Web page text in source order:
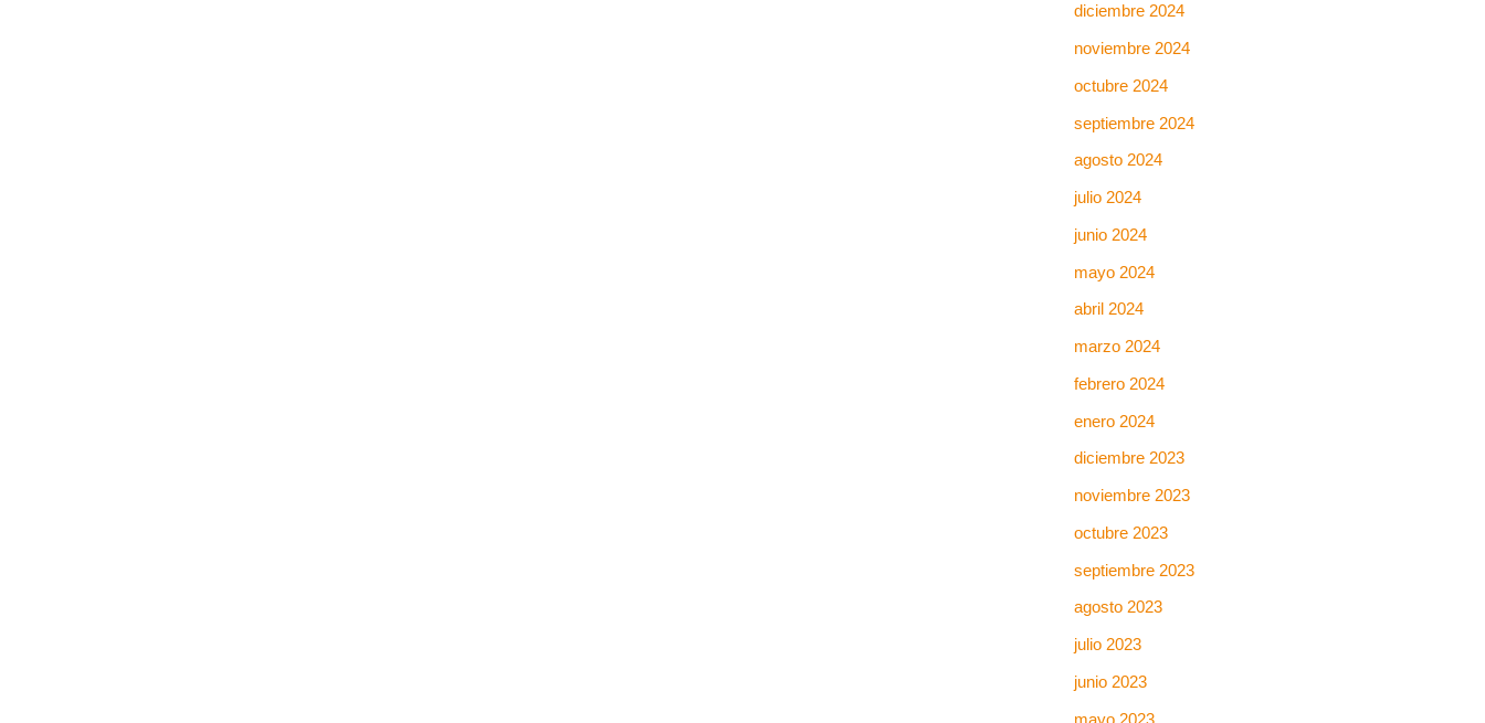
diciembre 2024
noviembre 2024
octubre 2024
septiembre 2024
agosto 2024
julio 2024
junio 2024
mayo 2024
abril 2024
marzo 2024
febrero 2024
enero 2024
diciembre 2023
noviembre 2023
octubre 2023
septiembre 2023
agosto 2023
julio 2023
junio 2023
mayo 2023